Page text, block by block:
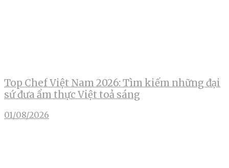
Top Chef Việt Nam 2026: Tìm kiếm những đại
sứ đưa ẩm thực Việt toả sáng
01/08/2026